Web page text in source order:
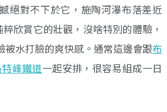
絕對不下於它，施陶河瀑布落差近
欣賞它的壯觀，沒啥特別的體驗，
被水打臉的爽快感。通常這邊會跟布
峰鐵道一起安排，很容易組成一日